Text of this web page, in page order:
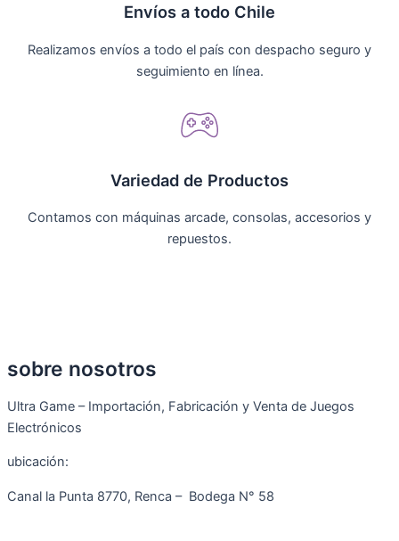
Envíos a todo Chile
Realizamos envíos a todo el país con despacho seguro y
seguimiento en línea.
Variedad de Productos
Contamos con máquinas arcade, consolas, accesorios y
repuestos.
sobre nosotros
Ultra Game – Importación, Fabricación y Venta de Juegos
Electrónicos
ubicación:
Canal la Punta 8770, Renca – Bodega N° 58